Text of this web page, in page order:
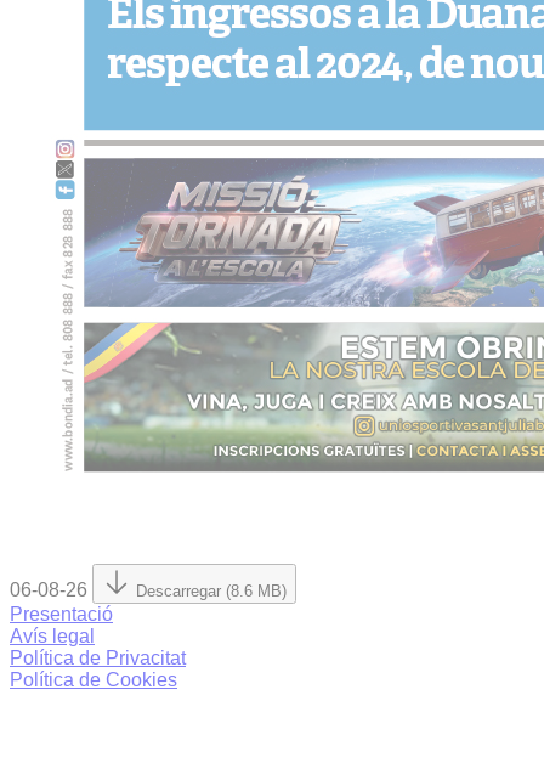
06-08-26 Descarregar (8.6 MB)
Presentació
Avís legal
Política de Privacitat
Política de Cookies